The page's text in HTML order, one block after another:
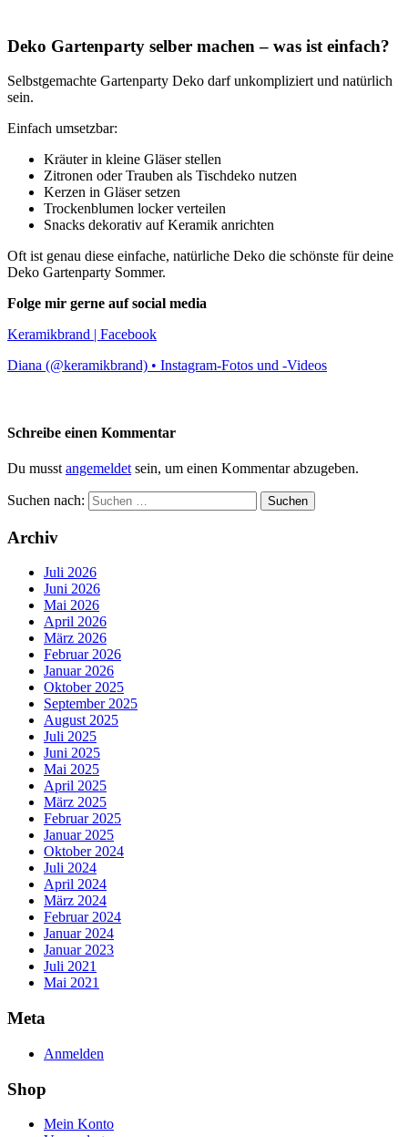
Deko Gartenparty selber machen – was ist einfach?
Selbstgemachte Gartenparty Deko darf unkompliziert und natürlich
sein.
Einfach umsetzbar:
Kräuter in kleine Gläser stellen
Zitronen oder Trauben als Tischdeko nutzen
Kerzen in Gläser setzen
Trockenblumen locker verteilen
Snacks dekorativ auf Keramik anrichten
Oft ist genau diese einfache, natürliche Deko die schönste für deine
Deko Gartenparty Sommer.
Folge mir gerne auf social media
Keramikbrand | Facebook
Diana (@keramikbrand) • Instagram-Fotos und -Videos
Schreibe einen Kommentar
Du musst angemeldet sein, um einen Kommentar abzugeben.
Suchen nach:
Archiv
Juli 2026
Juni 2026
Mai 2026
April 2026
März 2026
Februar 2026
Januar 2026
Oktober 2025
September 2025
August 2025
Juli 2025
Juni 2025
Mai 2025
April 2025
März 2025
Februar 2025
Januar 2025
Oktober 2024
Juli 2024
April 2024
März 2024
Februar 2024
Januar 2024
Januar 2023
Juli 2021
Mai 2021
Meta
Anmelden
Shop
Mein Konto